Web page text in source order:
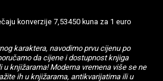
konverzije 7,53450 kuna za 1 euro
karaktera, navodimo prvu cijenu po
da cijene i dostupnost knjiga
knjižarama! Moderna vremena više se ne
ih u knjižarama, antikvarijatima ili u